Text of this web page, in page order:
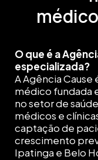
O que é a
especializada?
A Agência
médico fundada
no setor de
médicos e
captação de
crescimento
Ipatinga e Belo